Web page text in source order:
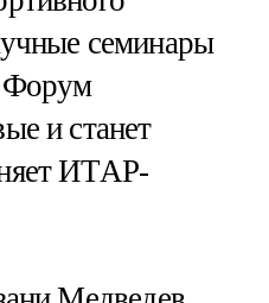
семинары
Форум
и станет
ИТАР-